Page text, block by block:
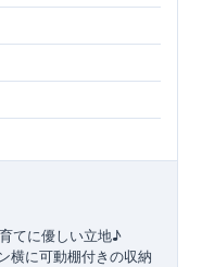
てに優しい立地♪
横に可動棚付きの収納